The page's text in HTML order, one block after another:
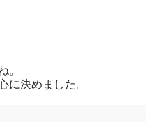
。
に決めました。